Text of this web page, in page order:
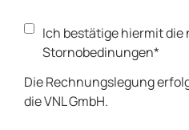
Ich bestätige hiermit
Stornobedinungen*
Die Rechnungslegung
die VNL GmbH.